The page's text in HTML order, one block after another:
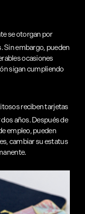
se otorgan por
Sin embargo, pueden
ocasiones
sigan cumpliendo
reciben tarjetas
años. Después de
empleo, pueden
cambiar su estatus